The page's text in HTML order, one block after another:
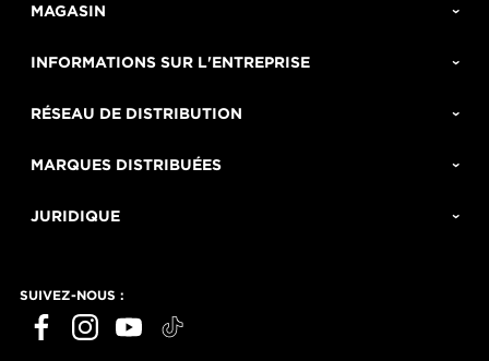
MAGASIN
INFORMATIONS SUR L'ENTREPRISE
RÉSEAU DE DISTRIBUTION
MARQUES DISTRIBUÉES
JURIDIQUE
SUIVEZ-NOUS :